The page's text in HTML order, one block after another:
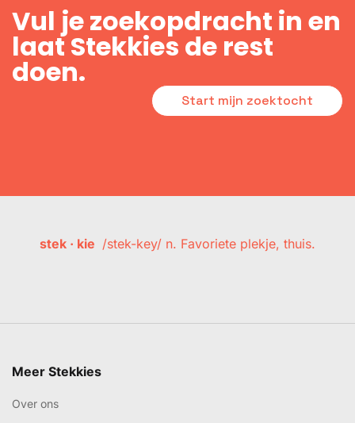
Vul je zoekopdracht in en
laat Stekkies de rest
doen.
Start mijn zoektocht
stek · kie /stek-key/ n. Favoriete plekje, thuis.
Meer Stekkies
Over ons